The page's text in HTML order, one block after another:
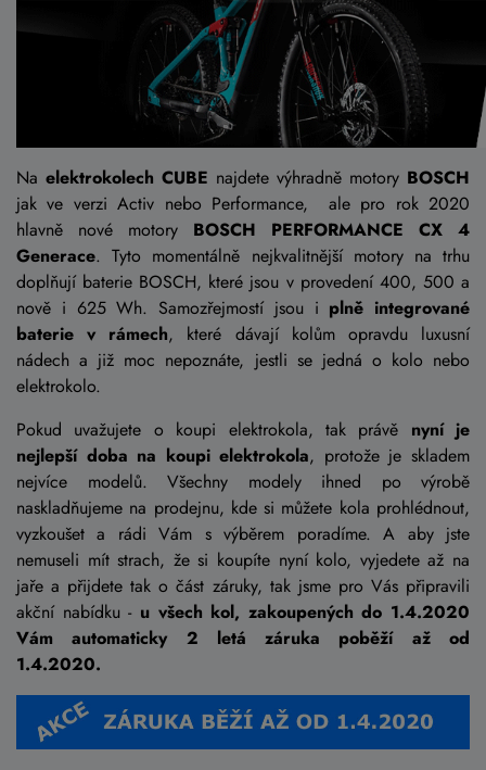
Na elektrokolech CUBE najdete výhradně motory BOSCH
jak ve verzi Activ nebo Performance, ale pro rok 2020
hlavně nové motory BOSCH PERFORMANCE CX 4
Generace. Tyto momentálně nejkvalitnější motory na trhu
doplňují baterie BOSCH, které jsou v provedení 400, 500 a
nově i 625 Wh. Samozřejmostí jsou i plně integrované
baterie v rámech, které dávají kolům opravdu luxusní
nádech a již moc nepoznáte, jestli se jedná o kolo nebo
elektrokolo.
Pokud uvažujete o koupi elektrokola, tak právě nyní je
nejlepší doba na koupi elektrokola, protože je skladem
nejvíce modelů. Všechny modely ihned po výrobě
naskladňujeme na prodejnu, kde si můžete kola prohlédnout,
vyzkoušet a rádi Vám s výběrem poradíme. A aby jste
nemuseli mít strach, že si koupíte nyní kolo, vyjedete až na
jaře a přijdete tak o část záruky, tak jsme pro Vás připravili
akční nabídku - u všech kol, zakoupených do 1.4.2020
Vám automaticky 2 letá záruka poběží až od
1.4.2020.